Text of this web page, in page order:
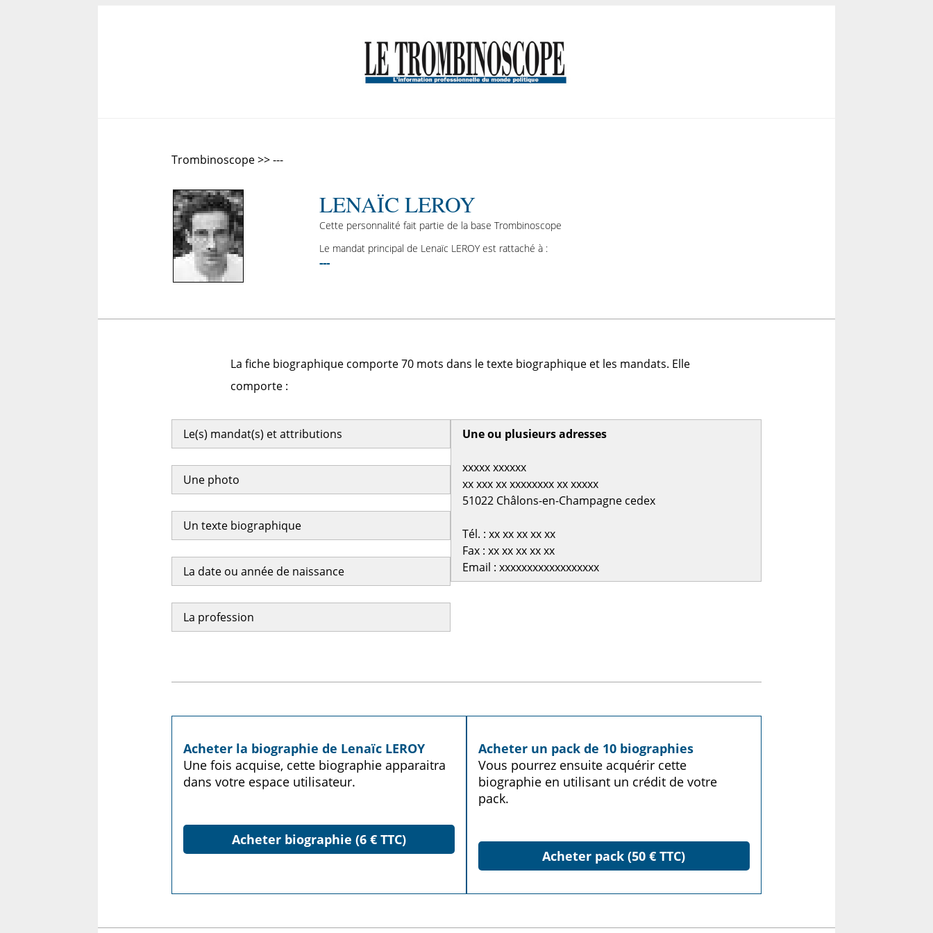
Trombinoscope >> ---
LENAÏC LEROY
Cette personnalité fait partie de la base Trombinoscope
Le mandat principal de Lenaïc LEROY est rattaché à :
---
La fiche biographique comporte 70 mots dans le texte biographique et les mandats. Elle
comporte :
Le(s) mandat(s) et attributions
Une photo
Un texte biographique
La date ou année de naissance
La profession
Une ou plusieurs adresses
xxxxx xxxxxx
xx xxx xx xxxxxxxx xx xxxxx
51022 Châlons-en-Champagne cedex
Tél. : xx xx xx xx xx
Fax : xx xx xx xx xx
Email : xxxxxxxxxxxxxxxxxx
Acheter la biographie de Lenaïc LEROY
Une fois acquise, cette biographie apparaitra
dans votre espace utilisateur.
Acheter biographie (6 € TTC)
Acheter un pack de 10 biographies
Vous pourrez ensuite acquérir cette
biographie en utilisant un crédit de votre
pack.
Acheter pack (50 € TTC)